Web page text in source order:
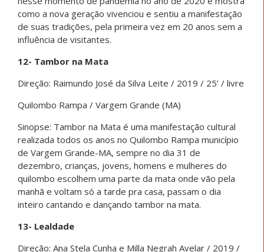
como a nova geração vivenciou e sentiu a manifestação
de suas tradições, pela primeira vez em 20 anos sem a
influência de visitantes.
12- Tambor na Mata
Direção: Raimundo José da Silva Leite / 2019 / 25’ / livre
Quilombo Rampa / Vargem Grande (MA)
Sinopse: Tambor na Mata é uma manifestação cultural
realizada todos os anos no Quilombo Rampa município
de Vargem Grande-MA, sempre no dia 31 de
dezembro, crianças, jovens, homens e mulheres do
quilombo escolhem uma parte da mata onde vão pela
manhã e voltam só a tarde pra casa, passam o dia
inteiro cantando e dançando tambor na mata.
13- Lealdade
Direção: Ana Stela Cunha e Milla Negrah Avelar / 2019 /